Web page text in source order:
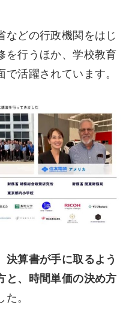
などの行政機関をはじ
を行うほか、学校教育
活躍されています。
決算書が手に取るよう
と、時間単価の決め方
。